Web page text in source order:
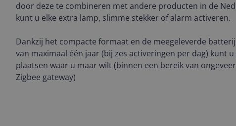
door deze te combineren met andere producten in de
kunt u elke extra lamp, slimme stekker of alarm activeren.
Dankzij het compacte formaat en de meegeleverde
van maximaal één jaar (bij zes activeringen per dag) kunt
plaatsen waar u maar wilt (binnen een bereik van
Zigbee gateway)